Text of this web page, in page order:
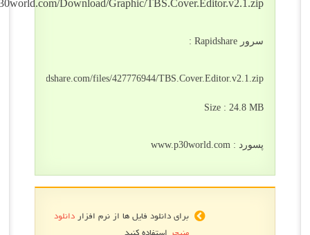
https://files.p30world.com/Download/Graphic/
http://rapidshare.com/files/427776944/
Size : 24.8
برای دانلود فایل ها از نرم افزار دانلود
استفاده کنید